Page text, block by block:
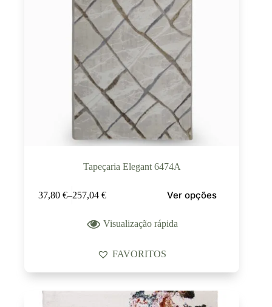
Tapeçaria Elegant 6474A
37,80 €–257,04 € Ver opções
Visualização rápida
FAVORITOS